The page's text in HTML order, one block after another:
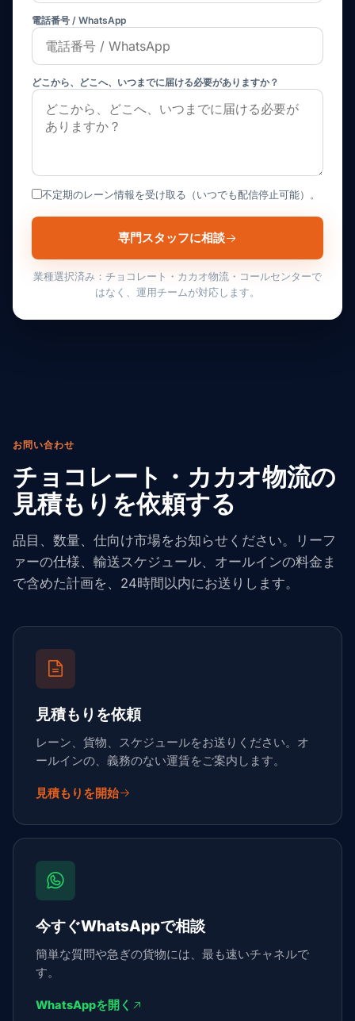
電話番号 / WhatsApp
どこから、どこへ、いつまでに届ける必要がありますか？
不定期のレーン情報を受け取る（いつでも配信停止可能）。
専門スタッフに相談
業種選択済み：チョコレート・カカオ物流・コールセンターで
はなく、運用チームが対応します。
お問い合わせ
チョコレート・カカオ物流の
見積もりを依頼する
品目、数量、仕向け市場をお知らせください。リーフ
ァーの仕様、輸送スケジュール、オールインの料金ま
で含めた計画を、24時間以内にお送りします。
見積もりを依頼
レーン、貨物、スケジュールをお送りください。オ
ールインの、義務のない運賃をご案内します。
見積もりを開始
今すぐWhatsAppで相談
簡単な質問や急ぎの貨物には、最も速いチャネルで
す。
WhatsAppを開く